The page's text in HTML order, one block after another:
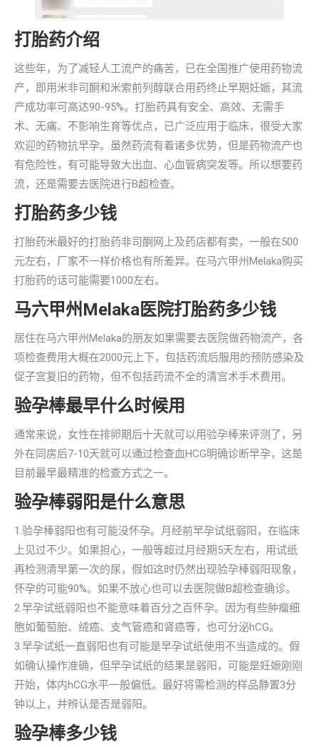
打胎药介绍
这些年，为了减轻人工流产的痛苦，已在全国推广使用药物流
产，即用米非司酮和米索前列醇联合用药终止早期妊娠，其流
产成功率可高达90-95%。打胎药具有安全、高效、无需手
术、无痛、不影响生育等优点，已广泛应用于临床，很受大家
欢迎的药物抗早孕。虽然药流有着诸多优势，但是药物流产也
有危险性，有可能导致大出血、心血管病突发等。所以想要药
流，还是需要去医院进行B超检查。
打胎药多少钱
打胎药米最好的打胎药非司酮网上及药店都有卖，一般在500
元左右，厂家不一样价格也有所差异。在马六甲州Melaka购买
打胎药的话可能需要1000左右。
马六甲州Melaka医院打胎药多少钱
居住在马六甲州Melaka的朋友如果需要去医院做药物流产，各
项检查费用大概在2000元上下，包括药流后服用的预防感染及
促子宫复旧的药物，但不包括药流不全的清宫术手术费用。
验孕棒最早什么时候用
通常来说，女性在排卵期后十天就可以用验孕棒来评测了，另
外在同房后7-10天就可以通过检查血HCG明确诊断早孕，这是
目前最早最精准的检查方式之一。
验孕棒弱阳是什么意思
1.验孕棒弱阳也有可能没怀孕。月经前早孕试纸弱阳，在临床
上见过不少。如果担心，一般等超过月经期5天左右，用试纸
再检测清早第一次的尿，假如这时仍然出现验孕棒弱阳现象，
怀孕的可能90%。如果不放心也可以去医院做B超检查确诊。
2.早孕试纸弱阳也不能意味着百分之百怀孕。因为有些肿瘤细
胞如葡萄胎、绒癌、支气管癌和肾癌等，也可分泌hCG。
3.早孕试纸一直弱阳也有可能是早孕试纸使用不当造成的。假
如确认操作准确，但早孕试纸的结果是弱阳，可能是妊娠刚刚
开始，体内hCG水平一般偏低。最好将需检测的样品静置3分
钟以上，并辨认是否是弱阳。
验孕棒多少钱